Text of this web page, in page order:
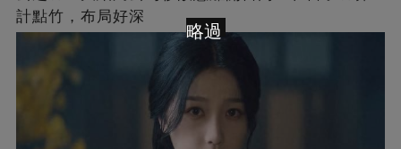
計點竹，布局好深
略過